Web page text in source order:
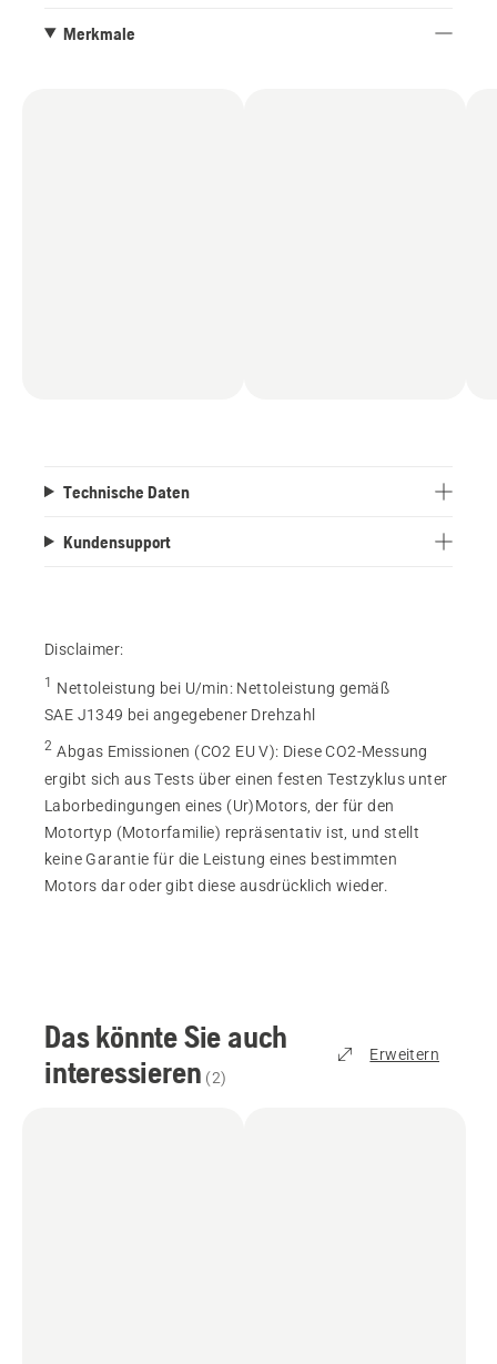
seitlich verstellbaren und effektiven Anti-
Merkmale
Technische Daten
Kundensupport
Disclaimer:
1 Nettoleistung bei U/min: Nettoleistung gemäß
SAE J1349 bei angegebener Drehzahl
2 Abgas Emissionen (CO2 EU V): Diese CO2-Messung
ergibt sich aus Tests über einen festen Testzyklus unter
Laborbedingungen eines (Ur)Motors, der für den
Motortyp (Motorfamilie) repräsentativ ist, und stellt
keine Garantie für die Leistung eines bestimmten
Motors dar oder gibt diese ausdrücklich wieder.
Das könnte Sie auch
interessieren (2)
Erweitern